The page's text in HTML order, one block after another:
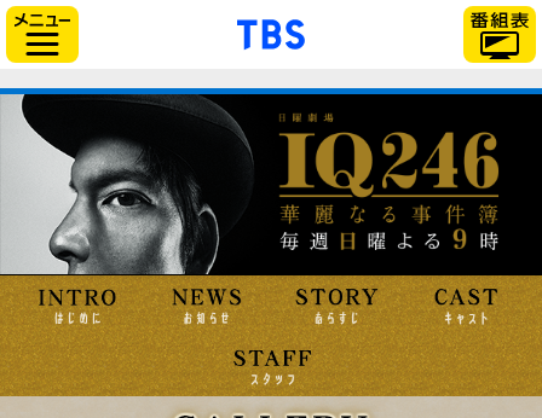
「TBSテレビ」トップ